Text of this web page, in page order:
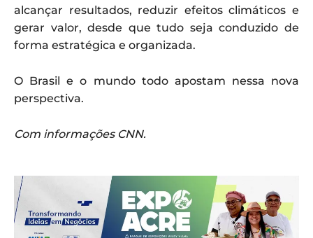
alcançar resultados, reduzir efeitos climáticos e
gerar valor, desde que tudo seja conduzido de
forma estratégica e organizada.
O Brasil e o mundo todo apostam nessa nova
perspectiva.
Com informações CNN.